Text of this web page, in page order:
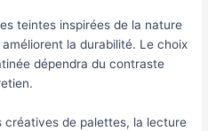
teintes inspirées de la nature
la durabilité. Le choix
dépendra du contraste
créatives de palettes, la lecture